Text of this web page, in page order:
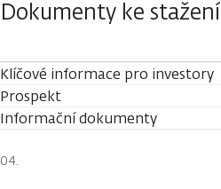
Dokumenty ke stažení
Klíčové informace pro investory
Prospekt
Informační dokumenty